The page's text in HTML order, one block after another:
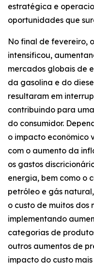
estratégica e
oportunidades que
No final de fevereiro,
intensificou,
mercados globais de
da gasolina e do
resultaram em
contribuindo para
do consumidor.
o impacto econômico
com o aumento da
os gastos
energia, bem como o
petróleo e gás
o custo de muitos dos
implementando
categorias de
outros aumentos de
impacto do custo